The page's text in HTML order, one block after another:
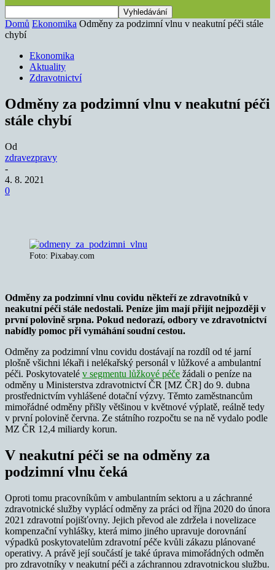
Domů Ekonomika Odměny za podzimní vlnu v neakutní péči stále
chybí
Ekonomika
Aktuality
Zdravotnictví
Odměny za podzimní vlnu v neakutní péči
stále chybí
Od
zdravezpravy
-
4. 8. 2021
0
Foto: Pixabay.com
Odměny za podzimní vlnu covidu někteří ze zdravotníků v
neakutní péči stále nedostali. Peníze jim mají přijít nejpozději v
první polovině srpna. Pokud nedorazí, odbory ve zdravotnictví
nabídly pomoc při vymáhání soudní cestou.
Odměny za podzimní vlnu covidu dostávají na rozdíl od té jarní
plošně všichni lékaři i nelékařský personál v lůžkové a ambulantní
péči. Poskytovatelé v segmentu lůžkové péče žádali o peníze na
odměny u Ministerstva zdravotnictví ČR [MZ ČR] do 9. dubna
prostřednictvím vyhlášené dotační výzvy. Těmto zaměstnancům
mimořádné odměny přišly většinou v květnové výplatě, reálně tedy
v první polovině června. Ze státního rozpočtu se na ně vydalo podle
MZ ČR 12,4 miliardy korun.
V neakutní péči se na odměny za
podzimní vlnu čeká
Oproti tomu pracovníkům v ambulantním sektoru a u záchranné
zdravotnické služby vyplácí odměny za práci od října 2020 do února
2021 zdravotní pojišťovny. Jejich převod ale zdržela i novelizace
kompenzační vyhlášky, která mimo jiného upravuje dorovnání
výpadků poskytovatelům zdravotní péče kvůli zákazu plánované
operativy. A právě její součástí je také úprava mimořádných odměn
pro zdravotníky v neakutní péči a záchrannou zdravotnickou službu.